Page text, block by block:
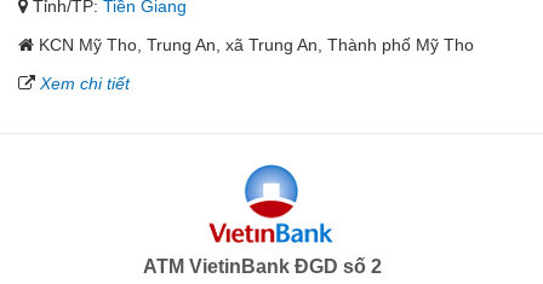
Tỉnh/TP: Tiền Giang
KCN Mỹ Tho, Trung An, xã Trung An, Thành phố Mỹ Tho
Xem chi tiết
ATM VietinBank ĐGD số 2